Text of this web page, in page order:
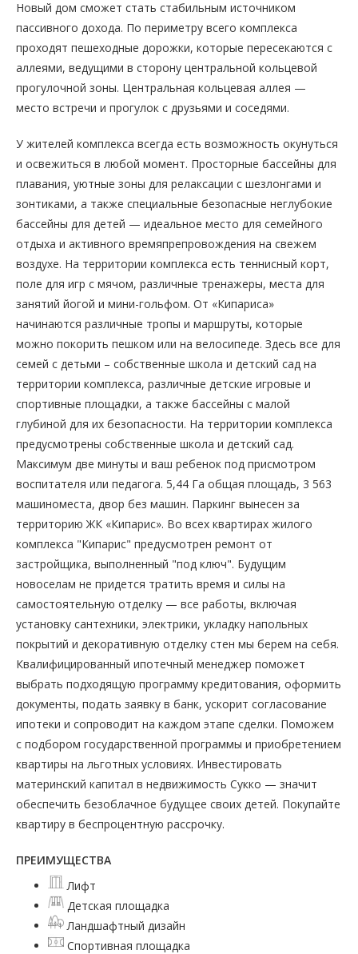
Новый дом сможет стать стабильным источником
пассивного дохода. По периметру всего комплекса
проходят пешеходные дорожки, которые пересекаются с
аллеями, ведущими в сторону центральной кольцевой
прогулочной зоны. Центральная кольцевая аллея —
место встречи и прогулок с друзьями и соседями.
У жителей комплекса всегда есть возможность окунуться
и освежиться в любой момент. Просторные бассейны для
плавания, уютные зоны для релаксации с шезлонгами и
зонтиками, а также специальные безопасные неглубокие
бассейны для детей — идеальное место для семейного
отдыха и активного времяпрепровождения на свежем
воздухе. На территории комплекса есть теннисный корт,
поле для игр с мячом, различные тренажеры, места для
занятий йогой и мини-гольфом. От «Кипариса»
начинаются различные тропы и маршруты, которые
можно покорить пешком или на велосипеде. Здесь все для
семей с детьми – собственные школа и детский сад на
территории комплекса, различные детские игровые и
спортивные площадки, а также бассейны с малой
глубиной для их безопасности. На территории комплекса
предусмотрены собственные школа и детский сад.
Максимум две минуты и ваш ребенок под присмотром
воспитателя или педагога. 5,44 Га общая площадь, 3 563
машиноместа, двор без машин. Паркинг вынесен за
территорию ЖК «Кипарис». Во всех квартирах жилого
комплекса "Кипарис" предусмотрен ремонт от
застройщика, выполненный "под ключ". Будущим
новоселам не придется тратить время и силы на
самостоятельную отделку — все работы, включая
установку сантехники, электрики, укладку напольных
покрытий и декоративную отделку стен мы берем на себя.
Квалифицированный ипотечный менеджер поможет
выбрать подходящую программу кредитования, оформить
документы, подать заявку в банк, ускорит согласование
ипотеки и сопроводит на каждом этапе сделки. Поможем
с подбором государственной программы и приобретением
квартиры на льготных условиях. Инвестировать
материнский капитал в недвижимость Сукко — значит
обеспечить безоблачное будущее своих детей. Покупайте
квартиру в беспроцентную рассрочку.
ПРЕИМУЩЕСТВА
Лифт
Детская площадка
Ландшафтный дизайн
Спортивная площадка